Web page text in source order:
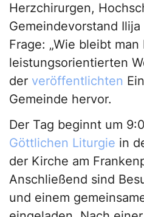
Herzchirurgen,
Gemeindevorstand
Frage: „Wie bleibt
leistungsorientierten
der veröffentlichten
Gemeinde hervor.
Der Tag beginnt um
Göttlichen Liturgie in
der Kirche am
Anschließend sind
und einem